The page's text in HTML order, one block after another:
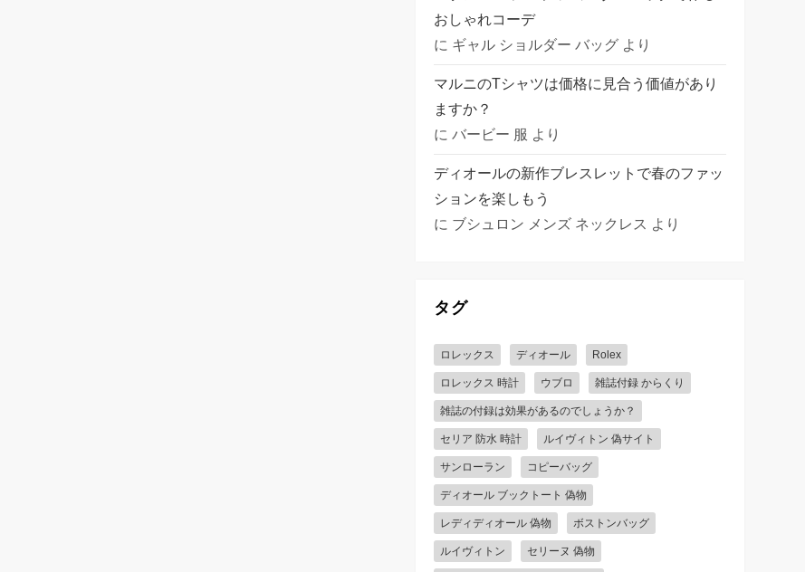
おしゃれコーデ
に ギャル ショルダー バッグより
マルニのTシャツは価格に見合う価値があり
ますか？
に バービー 服 より
ディオールの新作ブレスレットで春のファッ
ションを楽しもう
に ブシュロン メンズ ネックレス より
タグ
ロレックス ディオール Rolex
ロレックス 時計 ウブロ 雑誌付録 からくり
雑誌の付録は効果があるのでしょうか？
セリア 防水 時計 ルイヴィトン 偽サイト
サンローラン コピーバッグ
ディオール ブックトート 偽物
レディディオール 偽物 ボストンバッグ
ルイヴィトン セリーヌ 偽物